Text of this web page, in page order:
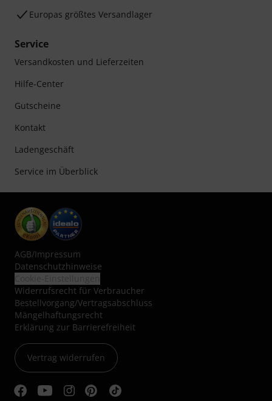
Europas größtes Versandlager
Service
Versandkosten und Lieferzeiten
Hilfe-Center
Gutscheine
Kontakt
Ladengeschäft
Service im Überblick
AGB/Impressum
Datenschutzhinweise
Widerrufsrecht für Verbraucher
Bestellvorgang/Vertragsabschluss
Mängelhaftungsrecht
Erklärung zur Barrierefreiheit
Vertrag widerrufen